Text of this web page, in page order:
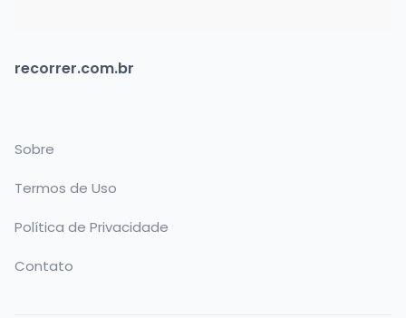
recorrer.com.br
Sobre
Termos de Uso
Política de Privacidade
Contato